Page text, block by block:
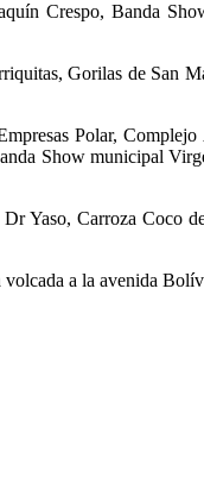
Crespo, Banda
Gorilas de San
Polar,
Show municipal
Yaso, Carroza Coco
a la avenida